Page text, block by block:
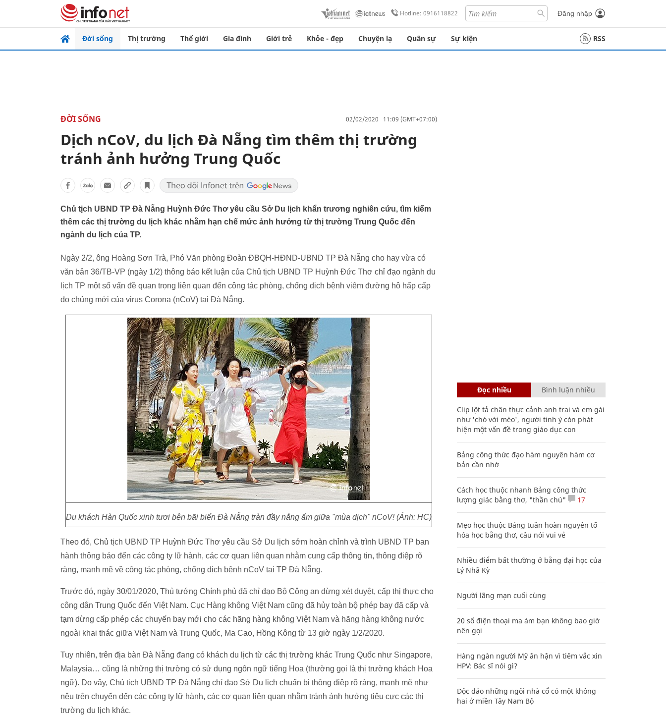
Hotline: 0916118822 Đăng nhập
Đời sống Thị trường Thế giới Gia đình Giới trẻ Khỏe - đẹp Chuyện lạ Quân sự Sự kiện RSS
ĐỜI SỐNG 02/02/2020 11:09 (GMT+07:00)
Dịch nCoV, du lịch Đà Nẵng tìm thêm thị trường
tránh ảnh hưởng Trung Quốc
Chủ tịch UBND TP Đà Nẵng Huỳnh Đức Thơ yêu cầu Sở Du lịch khẩn trương nghiên cứu, tìm kiếm
thêm các thị trường du lịch khác nhằm hạn chế mức ảnh hưởng từ thị trường Trung Quốc đến
ngành du lịch của TP.
Ngày 2/2, ông Hoàng Sơn Trà, Phó Văn phòng Đoàn ĐBQH-HĐND-UBND TP Đà Nẵng cho hay vừa có
văn bản 36/TB-VP (ngày 1/2) thông báo kết luận của Chủ tịch UBND TP Huỳnh Đức Thơ chỉ đạo ngành du
lịch TP một số vấn đề quan trọng liên quan đến công tác phòng, chống dịch bệnh viêm đường hô hấp cấp
do chủng mới của virus Corona (nCoV) tại Đà Nẵng.
Du khách Hàn Quốc xinh tươi bên bãi biển Đà Nẵng tràn đầy nắng ấm giữa "mùa dịch" nCoV! (Ảnh: HC)
Theo đó, Chủ tịch UBND TP Huỳnh Đức Thơ yêu cầu Sở Du lịch sớm hoàn chỉnh và trình UBND TP ban
hành thông báo đến các công ty lữ hành, các cơ quan liên quan nhằm cung cấp thông tin, thông điệp rõ
ràng, mạnh mẽ về công tác phòng, chống dịch bệnh nCoV tại TP Đà Nẵng.
Trước đó, ngày 30/01/2020, Thủ tướng Chính phủ đã chỉ đạo Bộ Công an dừng xét duyệt, cấp thị thực cho
công dân Trung Quốc đến Việt Nam. Cục Hàng không Việt Nam cũng đã hủy toàn bộ phép bay đã cấp và
tạm dừng cấp phép các chuyến bay mới cho các hãng hàng không Việt Nam và hãng hàng không nước
ngoài khai thác giữa Việt Nam và Trung Quốc, Ma Cao, Hồng Kông từ 13 giờ ngày 1/2/2020.
Tuy nhiên, trên địa bàn Đà Nẵng đang có khách du lịch từ các thị trường khác Trung Quốc như Singapore,
Malaysia… cũng là những thị trường có sử dụng ngôn ngữ tiếng Hoa (thường gọi là thị trường khách Hoa
ngữ). Do vậy, Chủ tịch UBND TP Đà Nẵng chỉ đạo Sở Du lịch chuẩn bị thông điệp rõ ràng, mạnh mẽ như
nêu trên chuyển đến các công ty lữ hành, các cơ quan liên quan nhằm tránh ảnh hưởng tiêu cực các thị
trường du lịch khác.
Đọc nhiều Bình luận nhiều
Clip lột tả chân thực cảnh anh trai và em gái
như 'chó với mèo', người tinh ý còn phát
hiện một vấn đề trong giáo dục con
Bảng công thức đạo hàm nguyên hàm cơ
bản cần nhớ
Cách học thuộc nhanh Bảng công thức
lượng giác bằng thơ, "thần chú"
17
Mẹo học thuộc Bảng tuần hoàn nguyên tố
hóa học bằng thơ, câu nói vui vẻ
Nhiều điểm bất thường ở bằng đại học của
Lý Nhã Kỳ
Người lãng mạn cuối cùng
20 số điện thoại ma ám bạn không bao giờ
nên gọi
Hàng ngàn người Mỹ ân hận vì tiêm vắc xin
HPV: Bác sĩ nói gì?
Độc đáo những ngôi nhà cổ có một không
hai ở miền Tây Nam Bộ